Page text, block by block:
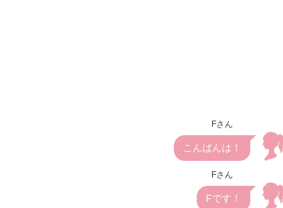
Fさん
こんばんは！
Fさん
Fです！